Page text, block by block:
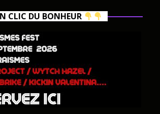
CLIC DU BONHEUR